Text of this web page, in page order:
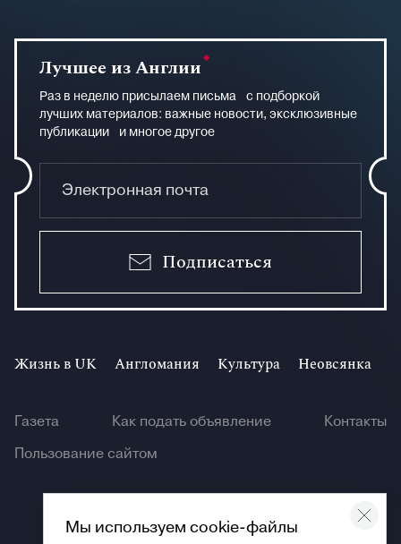
Лучшее из Англии
Раз в неделю присылаем письма с подборкой
лучших материалов: важные новости, эксклюзивные
публикации и многое другое
Подписаться
Жизнь в UK Англомания Культура Неовсянка
Газета Как подать объявление
Контакты
Пользование сайтом
Мы используем cookie-файлы